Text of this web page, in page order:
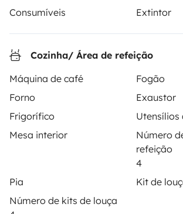
Consumíveis
Extintor
Cozinha/ Área de refeição
Máquina de café
Fogão
Forno
Exaustor
Frigorífico
Utensílios
Mesa interior
Número
refeição
4
Pia
Kit de
Número de kits de louça
4.18/5 de 543 comentários de
Como funciona?
Primeiros passos de autocaravana
Os comentários dos nossos utilizadores